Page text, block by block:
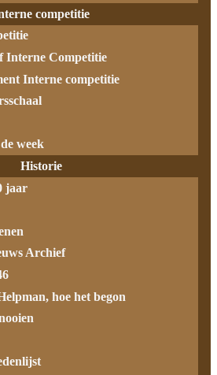
competitie
Interne Competitie
Interne competitie
week
Historie
jaar
Archief
hoe het begon